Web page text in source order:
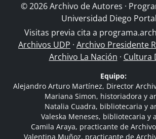
© 2026 Archivo de Autores ·
Universidad Diego
Visitas previa cita a
Archivos UDP · Archivo Presidente
Archivo La Nación · Cultura
Equipo:
Alejandro Arturo Martínez, Director
Mariana Simon, historiadora y
Natalia Cuadra, bibliotecaria y
Valeska Meneses, bibliotecaria y
Camila Araya, practicante de
Valentina Muñoz, practicante de